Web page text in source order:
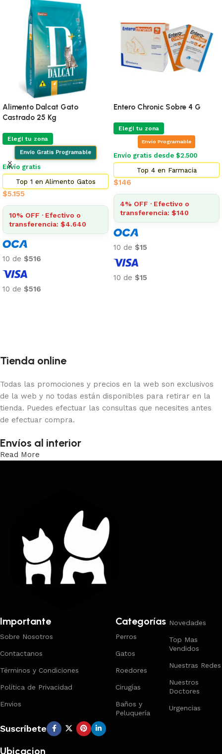
Alimento Dalcat Gato
Castrado 25 Kg
Elegí tu zona
Envío Gratis Programable
Envío gratis
Top 1 en Alimento Gatos
$5.155
10% OFF · Efectivo o
transferencia: $4.640
10 de $516
10 de $516
Entero Chronic Sobre 4 G
Elegí tu zona
Envio Programable
Envío gratis desde $2.500
Top 4 en Farmacia
$146
4% OFF · Efectivo o
transferencia: $140
10 de $15
10 de $15
Tienda online
Todas las promociones y precios en la web son exclusivos
de la web y no todas están disponibles para retirar en la
tienda. Puedes efectuar las consultas que necesites antes
de efectuar compra.
Envíos al interior
Read More
Importante
Sobre Nosotros
Contactanos
Términos y Condiciones
Política de Privacidad
Envios
Categorías
Perros
Gatos
Roedores
Cirugías
Baños y
Peluquería
Novedades
Top Mas
Vendidos
Nuestras Redes
Nuestros
Doctores
Urgencias
Suscríbete
Ubicacion